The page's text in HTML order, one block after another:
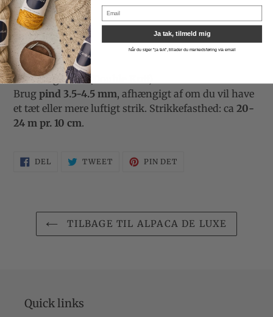
Non Superwash
4 ply.
Kaldes ogsåDK (Double Knit)
Brug pind 3.5-4.5 mm, afhængigt af om du vil have
et tæt eller mere luftigt strik. Strikkefasthed: ca 20-
24 m pr. 10 cm.
DEL
PÅ
TWEETTWEET PIN DET
TILBAGE TIL ALPACA DE LUXE
Quick links
Ja tak, tilmeld mig
Når du siger "ja tak", tillader du markedsføring via email